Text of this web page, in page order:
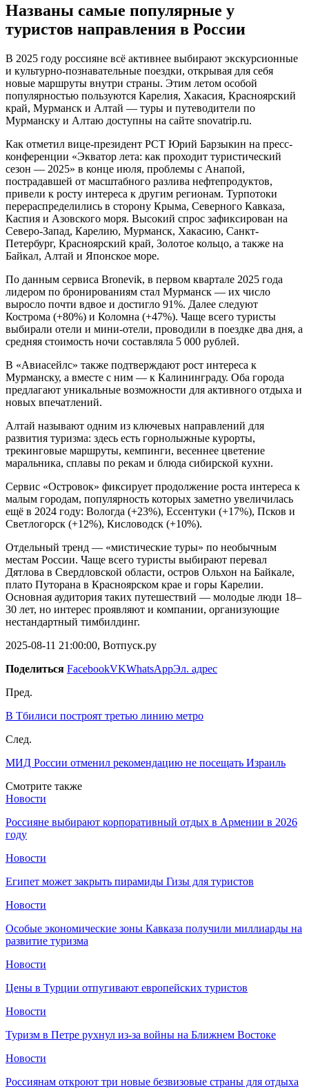
Названы самые популярные у
туристов направления в России
В 2025 году россияне всё активнее выбирают экскурсионные
и культурно-познавательные поездки, открывая для себя
новые маршруты внутри страны. Этим летом особой
популярностью пользуются Карелия, Хакасия, Красноярский
край, Мурманск и Алтай — туры и путеводители по
Мурманску и Алтаю доступны на сайте snovatrip.ru.
Как отметил вице-президент РСТ Юрий Барзыкин на пресс-
конференции «Экватор лета: как проходит туристический
сезон — 2025» в конце июля, проблемы с Анапой,
пострадавшей от масштабного разлива нефтепродуктов,
привели к росту интереса к другим регионам. Турпотоки
перераспределились в сторону Крыма, Северного Кавказа,
Каспия и Азовского моря. Высокий спрос зафиксирован на
Северо-Запад, Карелию, Мурманск, Хакасию, Санкт-
Петербург, Красноярский край, Золотое кольцо, а также на
Байкал, Алтай и Японское море.
По данным сервиса Bronevik, в первом квартале 2025 года
лидером по бронированиям стал Мурманск — их число
выросло почти вдвое и достигло 91%. Далее следуют
Кострома (+80%) и Коломна (+47%). Чаще всего туристы
выбирали отели и мини-отели, проводили в поездке два дня, а
средняя стоимость ночи составляла 5 000 рублей.
В «Авиасейлс» также подтверждают рост интереса к
Мурманску, а вместе с ним — к Калининграду. Оба города
предлагают уникальные возможности для активного отдыха и
новых впечатлений.
Алтай называют одним из ключевых направлений для
развития туризма: здесь есть горнолыжные курорты,
трекинговые маршруты, кемпинги, весеннее цветение
маральника, сплавы по рекам и блюда сибирской кухни.
Сервис «Островок» фиксирует продолжение роста интереса к
малым городам, популярность которых заметно увеличилась
ещё в 2024 году: Вологда (+23%), Ессентуки (+17%), Псков и
Светлогорск (+12%), Кисловодск (+10%).
Отдельный тренд — «мистические туры» по необычным
местам России. Чаще всего туристы выбирают перевал
Дятлова в Свердловской области, остров Ольхон на Байкале,
плато Путорана в Красноярском крае и горы Карелии.
Основная аудитория таких путешествий — молодые люди 18–
30 лет, но интерес проявляют и компании, организующие
нестандартный тимбилдинг.
2025-08-11 21:00:00, Вотпуск.ру
Поделиться FacebookVKWhatsAppЭл. адрес
Пред.
В Тбилиси построят третью линию метро
След.
МИД России отменил рекомендацию не посещать Израиль
Смотрите также
Новости
Россияне выбирают корпоративный отдых в Армении в 2026
году
Новости
Египет может закрыть пирамиды Гизы для туристов
Новости
Особые экономические зоны Кавказа получили миллиарды на
развитие туризма
Новости
Цены в Турции отпугивают европейских туристов
Новости
Туризм в Петре рухнул из-за войны на Ближнем Востоке
Новости
Россиянам откроют три новые безвизовые страны для отдыха